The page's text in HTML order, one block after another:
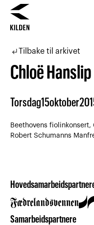
subdirectory_arrow_leftTilbake til arkivet
Chloë
Torsdag15oktober
Beethovens
Robert Schumanns
Samarbeidspartnere